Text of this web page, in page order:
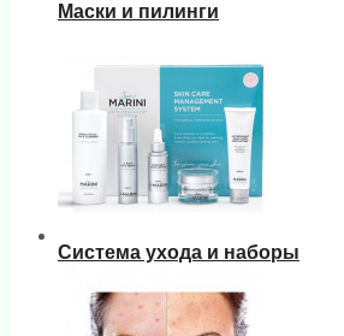
Маски и пилинги
Система ухода и наборы